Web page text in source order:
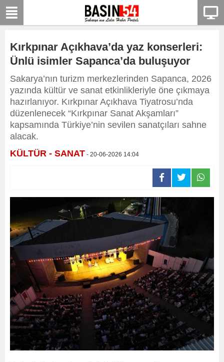
Kırkpınar Açıkhava’da yaz konserleri:
Ünlü isimler Sapanca’da buluşuyor
Sakarya’nın turizm merkezlerinden Sapanca, 2026
yazında kültür ve sanat etkinlikleriyle öne çıkmaya
hazırlanıyor. Kırkpınar Açıkhava Tiyatrosu’nda
düzenlenecek “Kırkpınar Sanat Akşamları”
kapsamında Türkiye’nin sevilen sanatçıları sahne
alacak.
KÜLTÜR - SANAT - 20-06-2026 14:04